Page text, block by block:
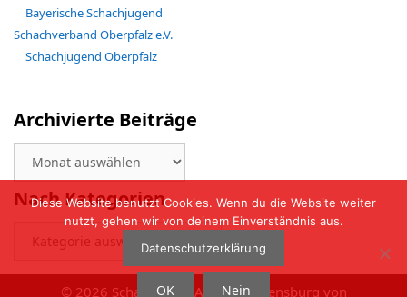
Bayerische Schachjugend
Schachverband Oberpfalz e.V.
Schachjugend Oberpfalz
Archivierte Beiträge
Beiträge
Nach Kategorien
Kategorien
© 2026 Schachclub BAVARIA Regensburg von
Diese Website benutzt Cookies. Wenn du die Website weiter
nutzt, gehen wir von deinem Einverständnis aus.
Datenschutzerklärung
OK Nein